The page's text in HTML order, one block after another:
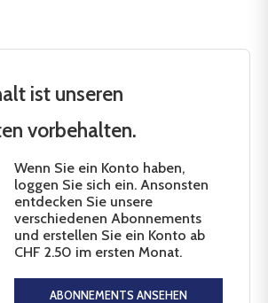
ist unseren
vorbehalten.
Wenn Sie ein Konto haben,
loggen Sie sich ein. Ansonsten
entdecken Sie unsere
verschiedenen Abonnements
und erstellen Sie ein Konto ab
CHF 2.50 im ersten Monat.
ABONNEMENTS ANSEHEN